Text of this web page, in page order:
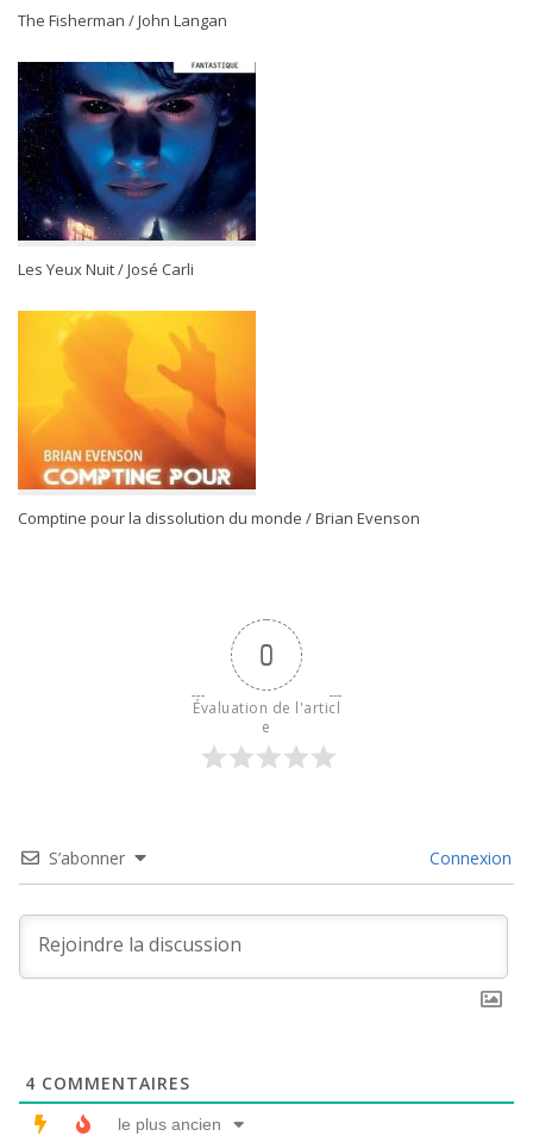
The Fisherman / John Langan
Les Yeux Nuit / José Carli
Comptine pour la dissolution du monde / Brian Evenson
0
Évaluation de l'articl
e
S’abonner Connexion
4 COMMENTAIRES
le plus ancien